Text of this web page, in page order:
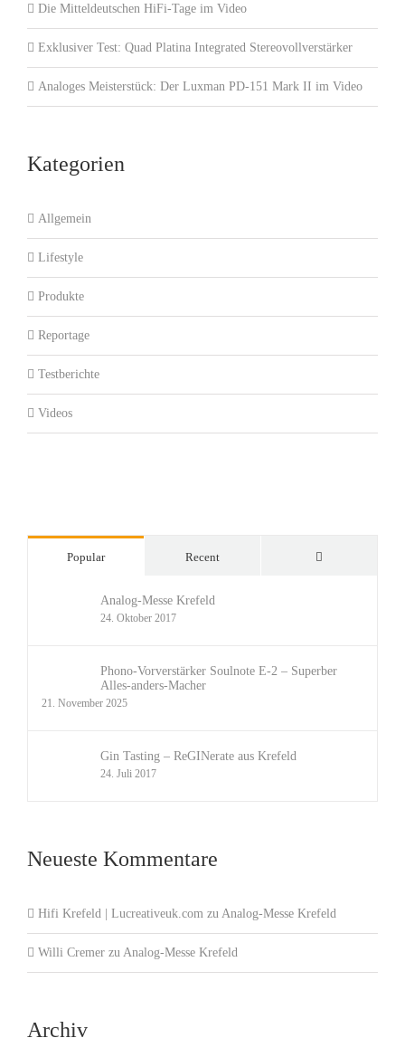
Die Mitteldeutschen HiFi-Tage im Video
Exklusiver Test: Quad Platina Integrated Stereovollverstärker
Analoges Meisterstück: Der Luxman PD-151 Mark II im Video
Kategorien
Allgemein
Lifestyle
Produkte
Reportage
Testberichte
Videos
Popular Recent
Analog-Messe Krefeld
24. Oktober 2017
Phono-Vorverstärker Soulnote E-2 – Superber
Alles-anders-Macher
21. November 2025
Gin Tasting – ReGINerate aus Krefeld
24. Juli 2017
Neueste Kommentare
Hifi Krefeld | Lucreativeuk.com zu Analog-Messe Krefeld
Willi Cremer zu Analog-Messe Krefeld
Archiv